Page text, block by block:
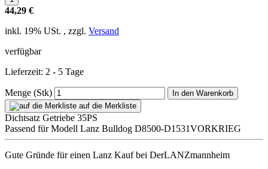
44,29 €
inkl. 19% USt. , zzgl. Versand
verfügbar
Lieferzeit: 2 - 5 Tage
Menge (Stk)
In den Warenkorb
auf die Merkliste
Dichtsatz Getriebe 35PS
Passend für Modell Lanz Bulldog D8500-D1531VORKRIEG
Gute Gründe für einen Lanz Kauf bei DerLANZmannheim